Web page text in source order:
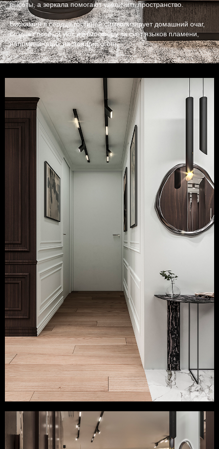
высоты, а зеркала помогают увеличить пространство.
Биокамин в сердце гостиной символизирует домашний очаг,
создает особый уют и атмосферу за счет языков пламени,
напоминающих настоящий огонь.